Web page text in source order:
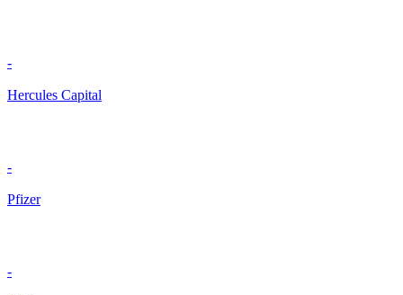
-
Hercules Capital
-
Pfizer
-